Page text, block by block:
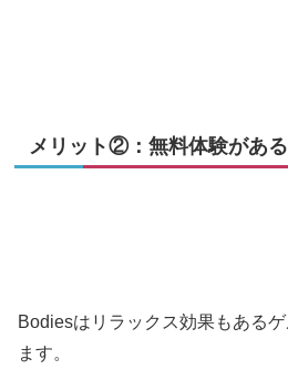
メリット②：無料体験がある
Bodiesはリラックス効果もある
ます。